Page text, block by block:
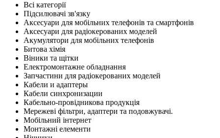
Всі категорії
Підсилювачі зв'язку
Аксесуари для мобільних телефонів та смартфонів
Аксесуари для радіокерованих моделей
Акумулятори для мобільних телефонів
Битова хімія
Віники та щітки
Електромонтажне обладнання
Запчастини для радіокерованих моделей
Кабели и адаптеры
Кабели синхронизации
Кабельно-провідникова продукція
Мережеві фільтри, адаптери та подовжувачі.
Мобільний інтернет
Монтажні елементи